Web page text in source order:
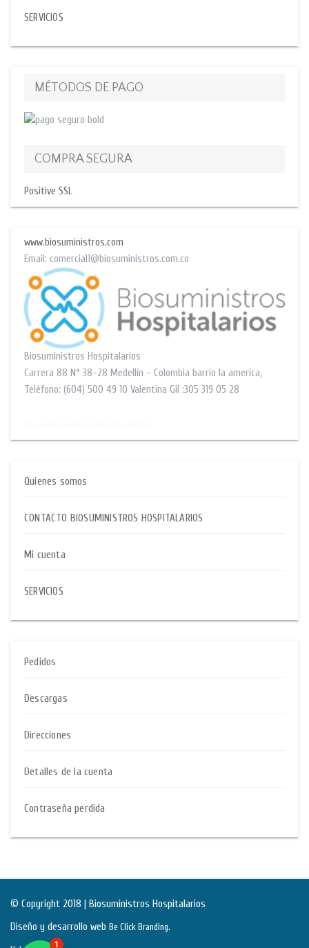
SERVICIOS
MÉTODOS DE PAGO
COMPRA SEGURA
Positive SSL
www.biosuministros.com
Email: comercial1@biosuministros.com.co
Biosuministros Hospitalarios
Carrera 88 N° 38-28 Medellín - Colombia barrio la america,
Teléfono: (604) 500 49 10 Valentina Gil :305 319 05 28
Quienes somos
CONTACTO BIOSUMINISTROS HOSPITALARIOS
Mi cuenta
SERVICIOS
Pedidos
Descargas
Direcciones
Detalles de la cuenta
Contraseña perdida
© Copyright 2018 | Biosuministros Hospitalarios
Diseño y desarrollo web Be Click Branding.
1